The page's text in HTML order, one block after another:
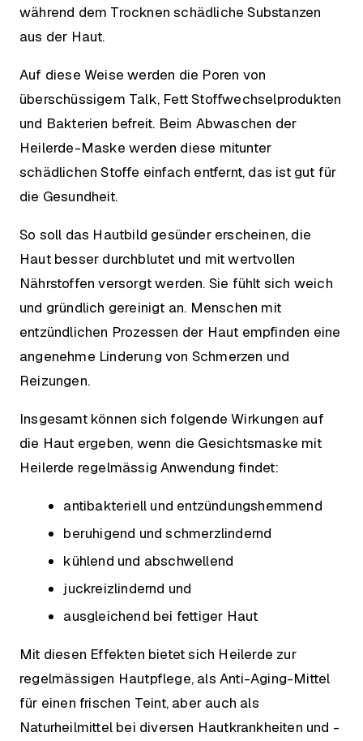
während dem Trocknen schädliche Substanzen
aus der Haut.
Auf diese Weise werden die Poren von
überschüssigem Talk, Fett Stoffwechselprodukten
und Bakterien befreit. Beim Abwaschen der
Heilerde-Maske werden diese mitunter
schädlichen Stoffe einfach entfernt, das ist gut für
die Gesundheit.
So soll das Hautbild gesünder erscheinen, die
Haut besser durchblutet und mit wertvollen
Nährstoffen versorgt werden. Sie fühlt sich weich
und gründlich gereinigt an. Menschen mit
entzündlichen Prozessen der Haut empfinden eine
angenehme Linderung von Schmerzen und
Reizungen.
Insgesamt können sich folgende Wirkungen auf
die Haut ergeben, wenn die Gesichtsmaske mit
Heilerde regelmässig Anwendung findet:
antibakteriell und entzündungshemmend
beruhigend und schmerzlindernd
kühlend und abschwellend
juckreizlindernd und
ausgleichend bei fettiger Haut
Mit diesen Effekten bietet sich Heilerde zur
regelmässigen Hautpflege, als Anti-Aging-Mittel
für einen frischen Teint, aber auch als
Naturheilmittel bei diversen Hautkrankheiten und -